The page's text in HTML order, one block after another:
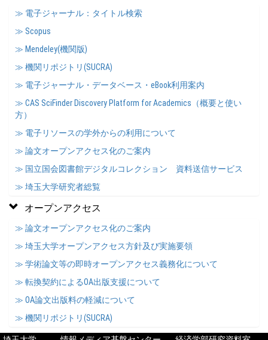
≫ 電子ジャーナル：タイトル検索
≫ Scopus
≫ Mendeley(機関版)
≫ 機関リポジトリ(SUCRA)
≫ 電子ジャーナル・データベース・eBook利用案内
≫ CAS SciFinder Discovery Platform for Academics（概要と使い
方）
≫ 電子リソースの学外からの利用について
≫ 論文オープンアクセス化のご案内
≫ 国立国会図書館デジタルコレクション 資料送信サービス
≫ 埼玉大学研究者総覧
オープンアクセス
≫ 論文オープンアクセス化のご案内
≫ 埼玉大学オープンアクセス方針及び実施要領
≫ 学術論文等の即時オープンアクセス義務化について
≫ 転換契約によるOA出版支援について
≫ OA論文出版料の軽減について
≫ 機関リポジトリ(SUCRA)